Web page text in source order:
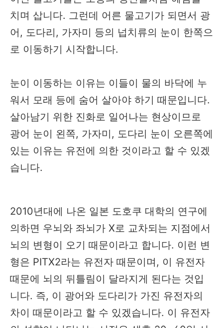
치며 삽니다. 그런데 어른 물고기가 되면서 광
어, 도다리, 가자미 등의 넙치류의 눈이 한쪽으
로 이동하기 시작합니다.
눈이 이동하는 이유는 이들이 물의 바닥에 누
워서 모래 등에 숨어 살아야 하기 때문입니다.
살아남기 위한 진화로 일어나는 현상이므로
광어 눈이 왼쪽, 가자미, 도다리 눈이 오른쪽에
있는 이유는 유전에 의한 것이라고 할 수 있겠
습니다.
2010년대에 나온 일본 도호쿠 대학의 연구에
의하면 우뇌와 좌뇌가 X로 교차되는 지점에서
뇌의 변형이 오기 때문이라고 합니다. 이런 변
형은 PITX2라는 유전자 때문이며, 이 유전자
때문에 뇌의 뒤틀림이 달라지게 된다는 것입
니다. 즉, 이 광어와 도다리가 가진 유전자의
차이 때문이라고 할 수 있겠습니다. 이 유전자